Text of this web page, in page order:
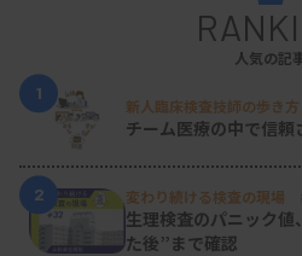
人気の記
1
新人臨床検査技師の歩き
チーム医療の中で信頼
2 変わり続ける検査の現場
生理検査のパニック
た後”まで確認